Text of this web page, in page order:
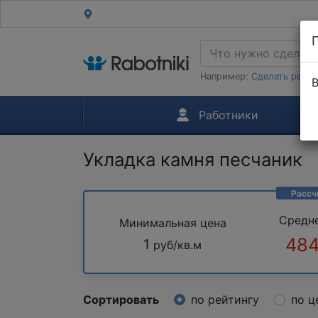
Например: Сделать
Работники
Укладка камня песчаник
Минимальная цена
1 руб/кв.м
Сортировать по рейтингу по